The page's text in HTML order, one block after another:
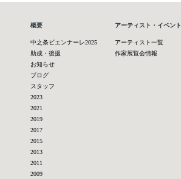
概要
中之条ビエンナーレ2025
助成・後援
お知らせ
ブログ
スタッフ
2023
2021
2019
2017
2015
2013
2011
2009
アーティスト・イベント
アーティスト一覧
作家展覧会情報